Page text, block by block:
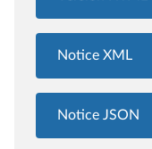
Notice XML
Notice JSON